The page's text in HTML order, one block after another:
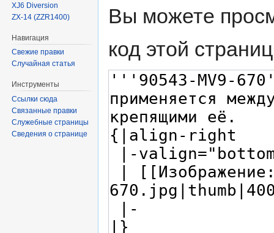
Вы можете
код этой
XJ6 Diversion
ZX-14 (ZZR1400)
Навигация
Свежие правки
Случайная статья
Инструменты
Ссылки сюда
Связанные правки
Служебные страницы
Сведения о странице